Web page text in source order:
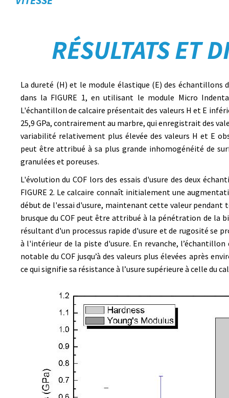
RÉSULTATS ET
La dureté (H) et le module élastique (E) des échantillons
dans la FIGURE 1, en utilisant le module Micro
L'échantillon de calcaire présentait des valeurs H et E
25,9 GPa, contrairement au marbre, qui enregistrait des
variabilité relativement plus élevée des valeurs H et E
peut être attribué à sa plus grande inhomogénéité de
granulées et poreuses.
L'évolution du COF lors des essais d'usure des deux
FIGURE 2. Le calcaire connaît initialement une
début de l'essai d'usure, maintenant cette valeur pendant
brusque du COF peut être attribué à la pénétration de la
résultant d'un processus rapide d'usure et de rugosité se
à l'intérieur de la piste d'usure. En revanche,
notable du COF jusqu’à des valeurs plus élevées après
ce qui signifie sa résistance à l’usure supérieure à celle du